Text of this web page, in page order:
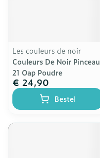
Les couleurs de noir
Couleurs De Noir Pinceau
21 Oap Poudre
€ 24,90
Bestel